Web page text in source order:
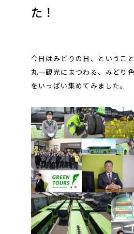
た！
今日はみどりの日、というこ
丸一観光にまつわる、みどり
をいっぱい集めてみました。